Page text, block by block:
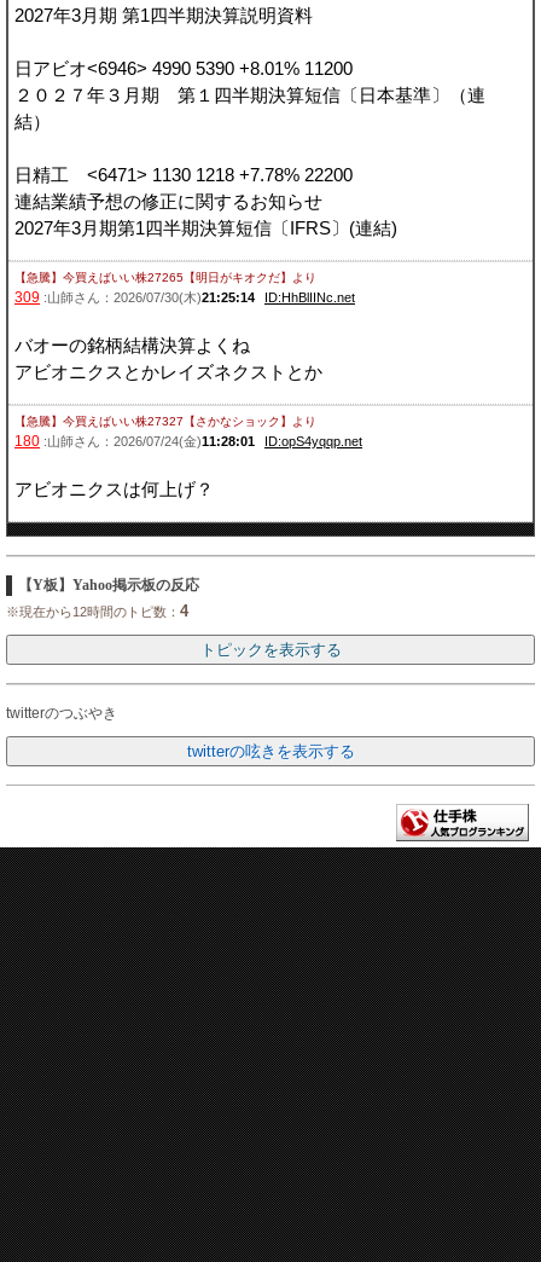
2027年3月期 第1四半期決算説明資料
日アビオ<6946> 4990 5390 +8.01% 11200
２０２７年３月期 第１四半期決算短信〔日本基準〕（連
結）
日精工 <6471> 1130 1218 +7.78% 22200
連結業績予想の修正に関するお知らせ
2027年3月期第1四半期決算短信〔IFRS〕(連結)
【急騰】今買えばいい株27265【明日がキオクだ】 より
309 :山師さん：2026/07/30(木)21:25:14 ID:HhBlIINc.net
バオーの銘柄結構決算よくね
アビオニクスとかレイズネクストとか
【急騰】今買えばいい株27327【さかなショック】 より
180 :山師さん：2026/07/24(金)11:28:01 ID:opS4yqqp.net
アビオニクスは何上げ？
【Y板】Yahoo掲示板の反応
※現在から12時間のトピ数： 4
twitterのつぶやき